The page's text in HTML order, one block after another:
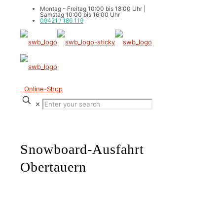
Montag - Freitag 10:00 bis 18:00 Uhr |
Samstag 10:00 bis 16:00 Uhr
09421 / 186 119
Online-Shop
✕
Snowboard-Ausfahrt
Obertauern